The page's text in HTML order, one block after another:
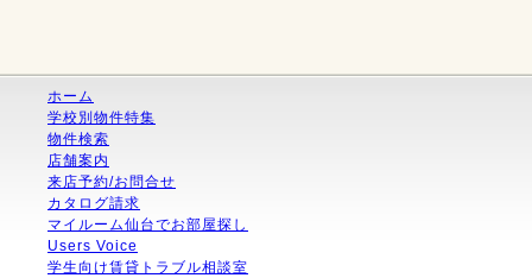
ホーム
学校別物件特集
物件検索
店舗案内
来店予約/お問合せ
カタログ請求
マイルーム仙台でお部屋探し
Users Voice
学生向け賃貸トラブル相談室